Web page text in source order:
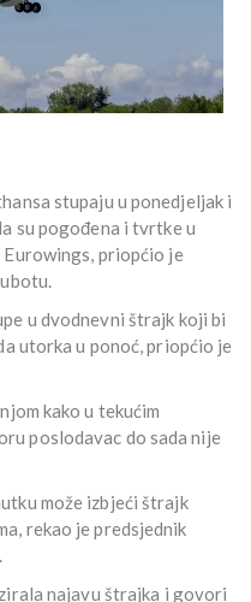
stupaju u ponedjeljak i
su pogođena i tvrtke u
priopćio je
u dvodnevni štrajk koji bi
utorka u ponoć, priopćio je
kako u tekućim
poslodavac do sada nije
može izbjeći štrajk
rekao je predsjednik
najavu štrajka i govori